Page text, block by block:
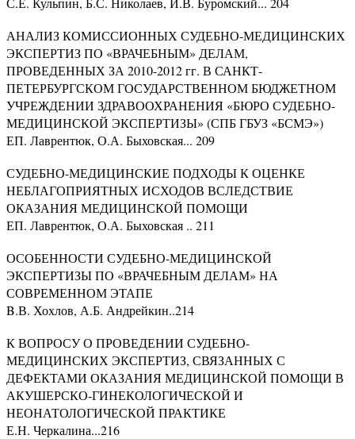
АНАЛИЗ КОМИССИОННЫХ СУДЕБНО-МЕДИЦИНСКИХ
ЭКСПЕРТИЗ ПО «ВРАЧЕБНЫМ» ДЕЛАМ,
ПРОВЕДЕННЫХ ЗА 2010-2012 гг. В САНКТ-
ПЕТЕРБУРГСКОМ ГОСУДАРСТВЕННОМ БЮДЖЕТНОМ
УЧРЕЖДЕНИИ ЗДРАВООХРАНЕНИЯ «БЮРО СУДЕБНО-
МЕДИЦИНСКОЙ ЭКСПЕРТИЗЫ» (СПБ ГБУЗ «БСМЭ»)
ЕП. Лаврентюк, О.А. Быховская... 209
СУДЕБНО-МЕДИЦИНСКИЕ ПОДХОДЫ К ОЦЕНКЕ
НЕБЛАГОПРИЯТНЫХ ИСХОДОВ ВСЛЕДСТВИЕ
ОКАЗАНИЯ МЕДИЦИНСКОЙ ПОМОЩИ
ЕП. Лаврентюк, О.А. Быховская .. 211
ОСОБЕННОСТИ СУДЕБНО-МЕДИЦИНСКОЙ
ЭКСПЕРТИЗЫ ПО «ВРАЧЕБНЫМ ДЕЛАМ» НА
СОВРЕМЕННОМ ЭТАПЕ
B.В. Хохлов, А.Б. Андрейкин..214
К ВОПРОСУ О ПРОВЕДЕНИИ СУДЕБНО-
МЕДИЦИНСКИХ ЭКСПЕРТИЗ, СВЯЗАННЫХ С
ДЕФЕКТАМИ ОКАЗАНИЯ МЕДИЦИНСКОЙ ПОМОЩИ В
АКУШЕРСКО-ГИНЕКОЛОГИЧЕСКОЙ И
НЕОНАТОЛОГИЧЕСКОЙ ПРАКТИКЕ
Е.Н. Черкалина...216